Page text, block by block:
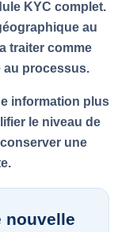
KYC complet.
au
traiter comme
au processus.
information plus
le niveau de
une
nouvelle